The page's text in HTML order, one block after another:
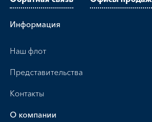
Информация
Наш флот
Представительства
Контакты
О компании